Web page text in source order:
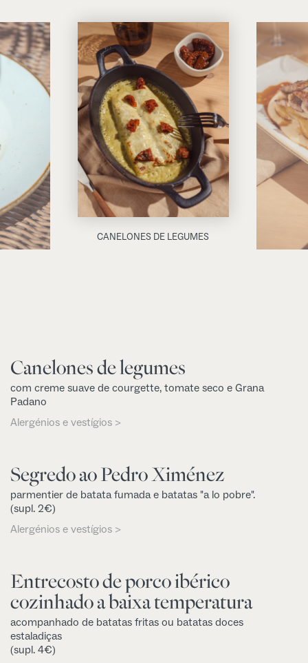
CANELONES DE LEGUMES
Canelones de legumes
com creme suave de courgette, tomate seco e Grana
Padano
Alergénios e vestígios >
Segredo ao Pedro Ximénez
parmentier de batata fumada e batatas "a lo pobre".
(supl. 2€)
Alergénios e vestígios >
Entrecosto de porco ibérico
cozinhado a baixa temperatura
acompanhado de batatas fritas ou batatas doces
estaladiças
(supl. 4€)